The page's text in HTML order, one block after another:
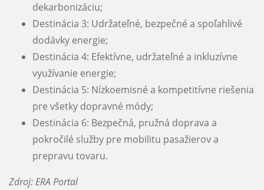
dekarbonizáciu;
Destinácia 3: Udržateľné, bezpečné a spoľahlivé
dodávky energie;
Destinácia 4: Efektívne, udržateľné a inkluzívne
využívanie energie;
Destinácia 5: Nízkoemisné a kompetitívne riešenia
pre všetky dopravné módy;
Destinácia 6: Bezpečná, pružná doprava a
pokročilé služby pre mobilitu pasažierov a
prepravu tovaru.
Zdroj:ERA Portal